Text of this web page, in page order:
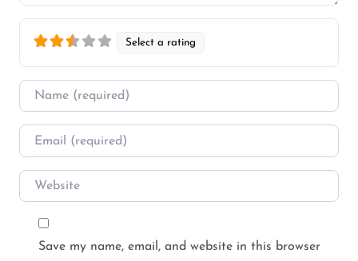
Select a rating
Name
Email
Website
Save my name, email, and website in this browser